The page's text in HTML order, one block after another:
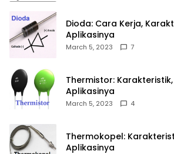
Dioda: Cara Kerja,
Aplikasinya
March 5, 2023 7
Thermistor:
Aplikasinya
March 5, 2023 4
Thermokopel:
Aplikasinya